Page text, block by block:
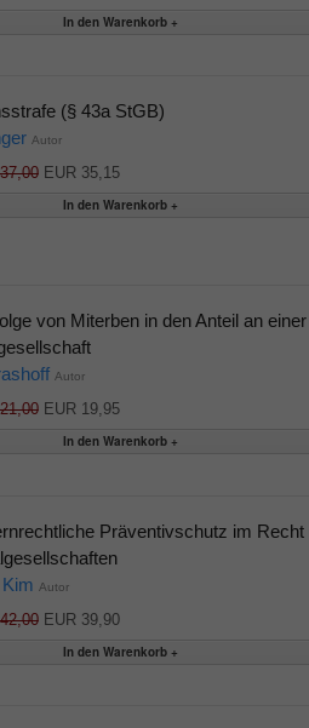
(§ 43a StGB)
Autor
EUR 35,15
von Miterben in den Anteil an einer
Autor
EUR 19,95
Präventivschutz im Recht
Autor
EUR 39,90